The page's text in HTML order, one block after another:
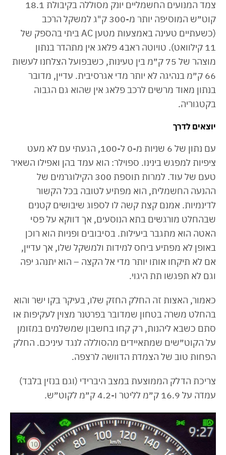
צמד המנועים החשמליים יונק מסוללה בקיבולת 18.1
קוט״ש המוסיפה יותר מ-300 ק"ג למשקל הרכב
(כשעתיים טעינה באמצעות מטען AC ביתי בהספק של
11 קילוואט). טויוטה ראב4 פלאג אין מתהדר בנתון
מוצהר של 75 ק״מ בין טעינות, כשבפועל הצלחנו לעשות
66 ק״מ בנהיגה לא יותר מדי אגרסיבית. עדיין, מדובר
בנתון מאוד מרשים לרכב פלאג אין שהוא גם הגבוה
בקטגוריה.
יוצאים לדרך
עם נתון של 6 שניות מ-0 ל-100, הגעתי עם לא מעט
ציפיות למפגש בינינו. ספוילר: הוא עמד בהן ואפילו השאיר
טעם של עוד. למרות תוספת 300 הקילוגרמים של
ההנעה החשמלית, הוא מפתיע לטובה בכל הקשור
לדינמיות. אמנם קצת קשה לו לספוג שיבושים קטנים
שבהחלט מורגשים בתא הנוסעים, אך דווקא על פסי
האטה הוא מתגבר ביעילות. בסיבובים ופניות הוא רוכן
באופן לא מפתיע ביחס למידות ולמשקל שלו, אך עדיין,
אם לא תיקחו אותו יותר מדי אל הקצה – הוא יתנהג יפה
וגם לא תפגשו תת היגוי.
כאמור, האצות זה החלק החזק שלו, בעיקר בקו ישר והוא
בהחלט משרה בטחון שמדובר בפרטנר מצוין לעקיפות או
סתם כשבא ליהנות, רק קחו בחשבון שמשלמים במזומן
על הקוט״שים שמתאיידים מהסוללה לנגד עיניכם. החלק
הפחות טוב של הצמדת הדוושה לרצפה.
צריכת הדלק הממוצעת במצב היברידי (וגם בנזין בלבד)
עמדה על 16.9 ק״מ לליטר ו-4.2 ק״מ לקוט״ש.